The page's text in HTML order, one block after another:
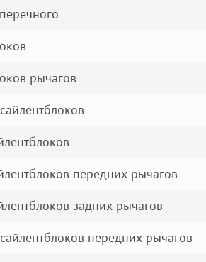
рычагов
передних рычагов
задних рычагов
передних рычагов